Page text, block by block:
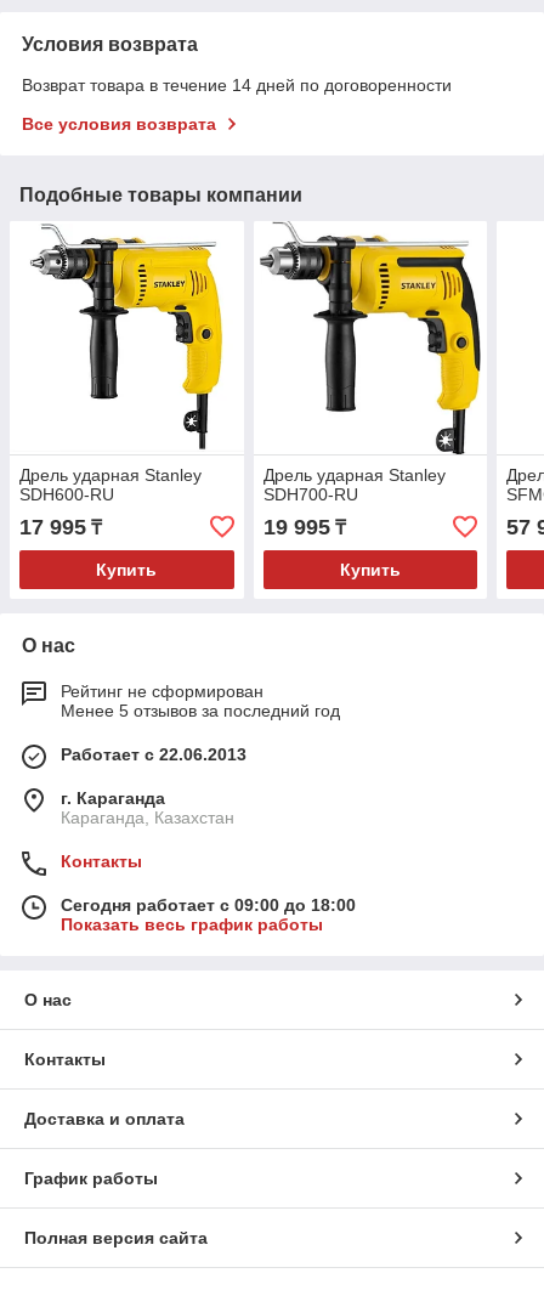
Условия возврата
Возврат товара в течение 14 дней по договоренности
Все условия возврата
Подобные товары компании
Дрель ударная Stanley
SDH600-RU
17 995 ₸
Купить
Дрель ударная Stanley
SDH700-RU
19 995₸
Купить
57
О нас
Рейтинг не сформирован
Менее 5 отзывов за последний год
Работает с 22.06.2013
г. Караганда
Караганда, Казахстан
Контакты
Сегодня работает с 09:00 до 18:00
Показать весь график работы
О нас
Контакты
Доставка и оплата
График работы
Полная версия сайта